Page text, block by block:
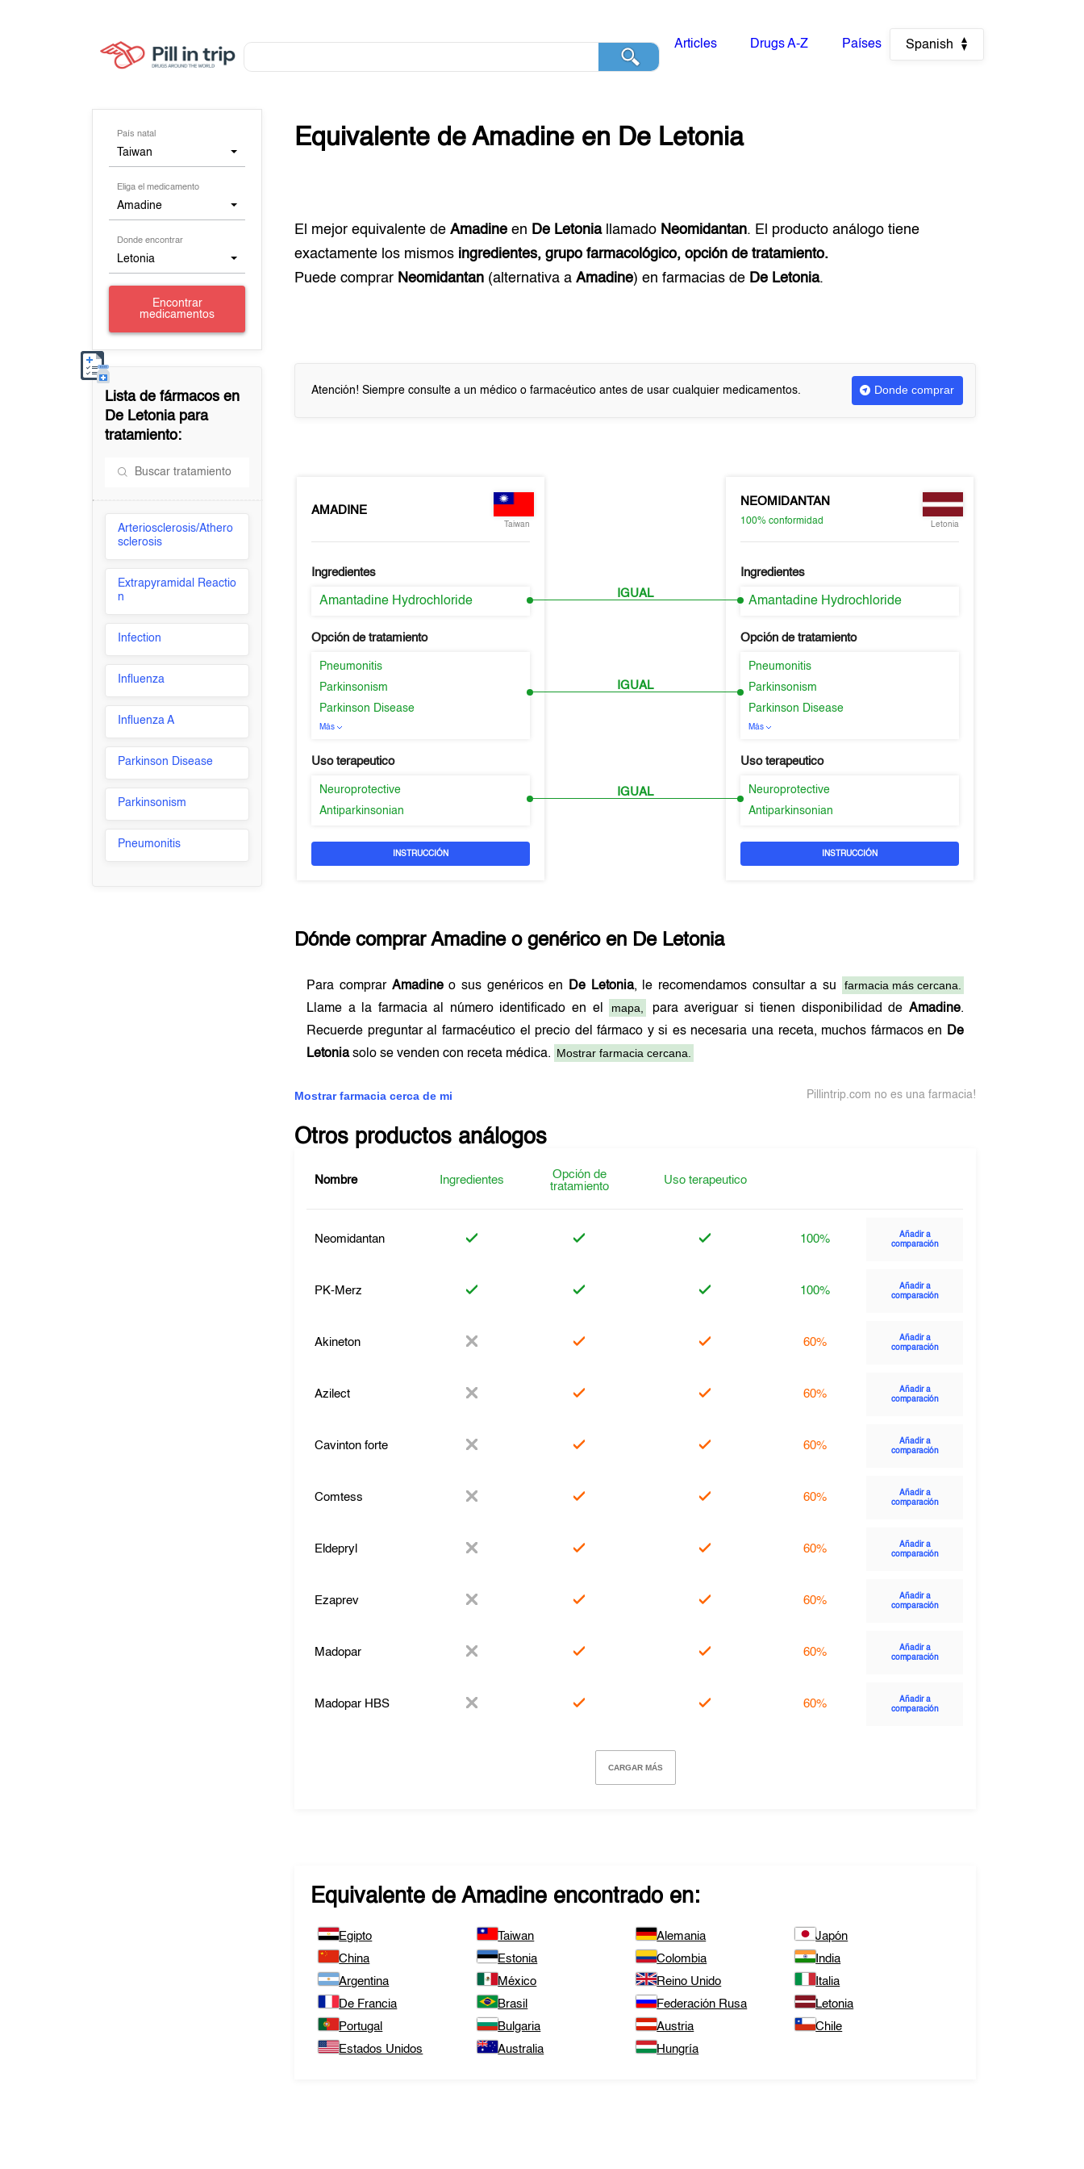
Articles Drugs A-Z Países Spanish
País natal
Taiwan
Eliga el medicamento
Amadine
Donde encontrar
Letonia
Encontrar
medicamentos
Lista de fármacos en
De Letoniapara
tratamiento:
Arteriosclerosis/Athero
sclerosis
Extrapyramidal Reactio
n
Infection
Influenza
Influenza A
Parkinson Disease
Parkinsonism
Pneumonitis
Equivalente deAmadine en De Letonia
El mejor equivalente deAmadine en De Letoniallamado Neomidantan. El producto análogo tiene
exactamente los mismos ingredientes, grupo farmacológico, opción de tratamiento.
Puede comprar Neomidantan (alternativa aAmadine) en farmacias de De Letonia.
Atención! Siempre consulte a un médico o farmacéutico antes de usar cualquier medicamentos. Donde comprar
AMADINE
Taiwan
Ingredientes
Amantadine Hydrochloride
Opción de tratamiento
Pneumonitis
Parkinsonism
Parkinson Disease
Más
Uso terapeutico
Neuroprotective
Antiparkinsonian
INSTRUCCIÓN
IGUAL
IGUAL
IGUAL
NEOMIDANTAN
100% conformidad Letonia
Ingredientes
Amantadine Hydrochloride
Opción de tratamiento
Pneumonitis
Parkinsonism
Parkinson Disease
Más
Uso terapeutico
Neuroprotective
Antiparkinsonian
INSTRUCCIÓN
Dónde comprarAmadineo genérico en De Letonia
Para comprar Amadineo sus genéricos en De Letonia, le recomendamos consultar a su
farmacia más cercana.
Llame a la farmacia al número identificado en el
mapa, para averiguar si tienen disponibilidad de Amadine.
Recuerde preguntar al farmacéutico el precio del fármaco y si es necesaria una receta, muchos fármacos en
De
Letoniasolo se venden con receta médica. Mostrar farmacia cercana.
Mostrar farmacia cerca de mi Pillintrip.com no es una farmacia!
Otros productos análogos
Nombre Ingredientes
Opción de
tratamiento
Uso terapeutico
Neomidantan 100%
Añadir a
comparación
PK-Merz 100%
Añadir a
comparación
Akineton 60%
Añadir a
comparación
Azilect 60%
Añadir a
comparación
Cavinton forte 60%
Añadir a
comparación
Comtess 60%
Añadir a
comparación
Eldepryl 60%
Añadir a
comparación
Ezaprev 60%
Añadir a
comparación
Madopar 60%
Añadir a
comparación
Madopar HBS 60%
Añadir a
comparación
CARGAR MÁS
Equivalente deAmadine encontrado en:
Egipto Taiwan Alemania
Japón
China
Estonia Colombia
India
Argentina
México Reino Unido
Italia
De Francia
Brasil Federación Rusa
Letonia
Portugal
Bulgaria Austria
Chile
Estados Unidos
Australia Hungría